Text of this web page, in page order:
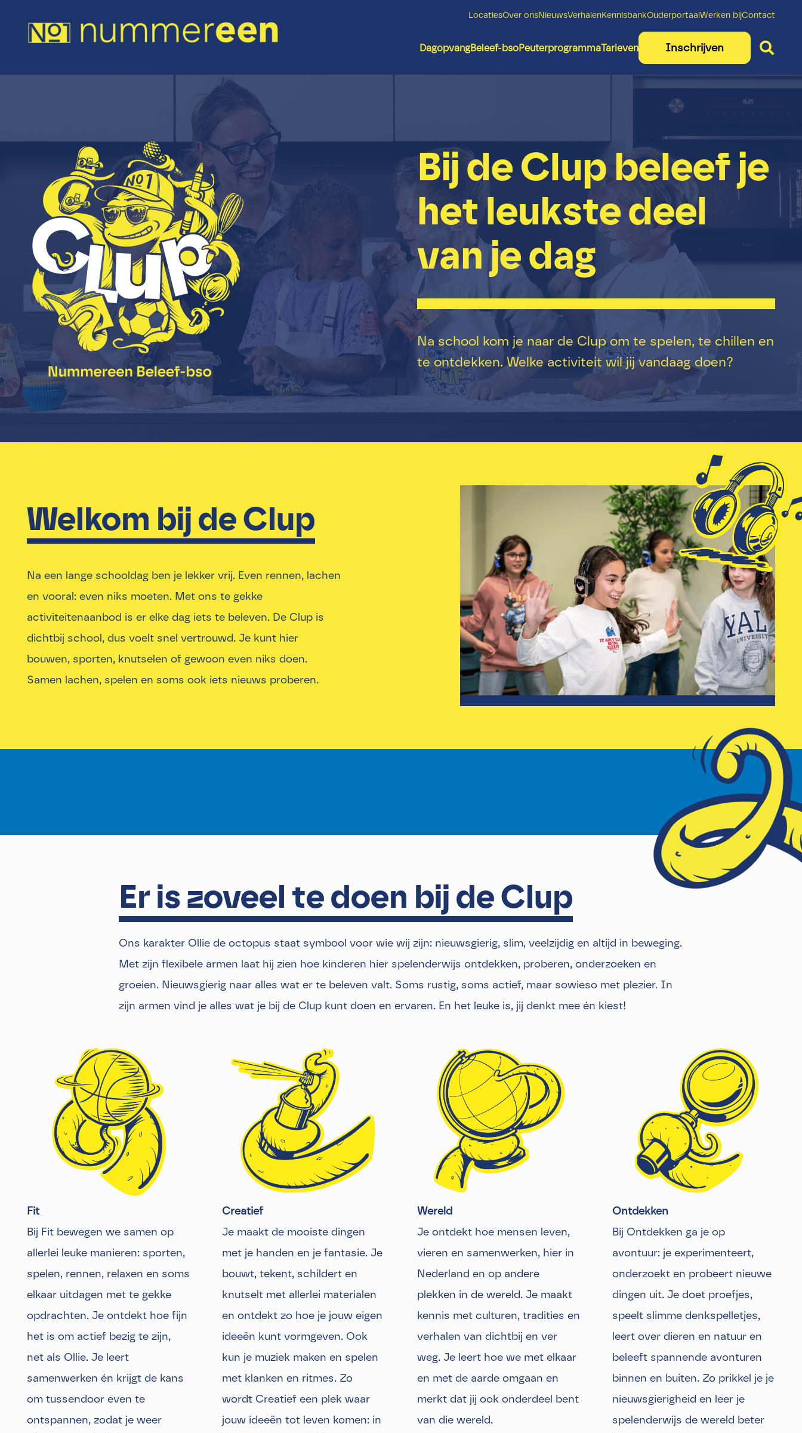
LocatiesOver onsNieuwsVerhalenKennisbankOuderportaalWerken bijContact
DagopvangBeleef-bsoPeuterprogrammaTarieven Inschrijven
Bij de Clup beleef je
het leukste deel
van je dag
Na school kom je naar de Clup om te spelen, te chillen en
te ontdekken. Welke activiteit wil jij vandaag doen?
Welkom bij de Clup
Na een lange schooldag ben je lekker vrij. Even rennen, lachen
en vooral: even niks moeten. Met ons te gekke
activiteitenaanbod is er elke dag iets te beleven. De Clup is
dichtbij school, dus voelt snel vertrouwd. Je kunt hier
bouwen, sporten, knutselen of gewoon even niks doen.
Samen lachen, spelen en soms ook iets nieuws proberen.
Er is zoveel te doen bij de Clup
Ons karakter Ollie de octopus staat symbool voor wie wij zijn: nieuwsgierig, slim, veelzijdig en altijd in beweging.
Met zijn flexibele armen laat hij zien hoe kinderen hier spelenderwijs ontdekken, proberen, onderzoeken en
groeien. Nieuwsgierig naar alles wat er te beleven valt. Soms rustig, soms actief, maar sowieso met plezier. In
zijn armen vind je alles wat je bij de Clup kunt doen en ervaren. En het leuke is, jij denkt mee én kiest!
Fit
Bij Fit bewegen we samen op
allerlei leuke manieren: sporten,
spelen, rennen, relaxen en soms
elkaar uitdagen met te gekke
opdrachten. Je ontdekt hoe fijn
het is om actief bezig te zijn,
net als Ollie. Je leert
samenwerken én krijgt de kans
om tussendoor even te
ontspannen, zodat je weer
Creatief
Je maakt de mooiste dingen
met je handen en je fantasie. Je
bouwt, tekent, schildert en
knutselt met allerlei materialen
en ontdekt zo hoe je jouw eigen
ideeën kunt vormgeven. Ook
kun je muziek maken en spelen
met klanken en ritmes. Zo
wordt Creatief een plek waar
jouw ideeën tot leven komen: in
Wereld
Je ontdekt hoe mensen leven,
vieren en samenwerken, hier in
Nederland en op andere
plekken in de wereld. Je maakt
kennis met culturen, tradities en
verhalen van dichtbij en ver
weg. Je leert hoe we met elkaar
en met de aarde omgaan en
merkt dat jij ook onderdeel bent
van die wereld.
Ontdekken
Bij Ontdekken ga je op
avontuur: je experimenteert,
onderzoekt en probeert nieuwe
dingen uit. Je doet proefjes,
speelt slimme denkspelletjes,
leert over dieren en natuur en
beleeft spannende avonturen
binnen en buiten. Zo prikkel je je
nieuwsgierigheid en leer je
spelenderwijs de wereld beter